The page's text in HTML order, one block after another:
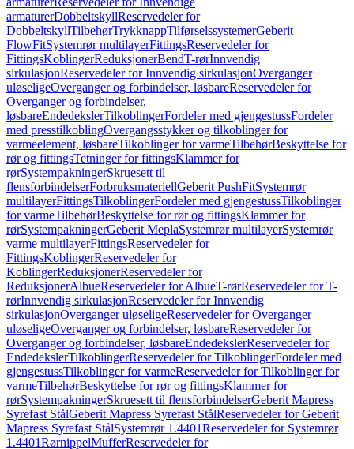
armaturerDobbeltskyllReservedeler for
DobbeltskyllTilbehørTrykknappTilførselssystemerGeberit
FlowFitSystemrør multilayerFittingsReservedeler for
FittingsKoblingerReduksjonerBendT-rørInnvendig
sirkulasjonReservedeler for Innvendig sirkulasjonOverganger
uløseligeOverganger og forbindelser, løsbareReservedeler for
Overganger og forbindelser,
løsbareEndedekslerTilkoblingerFordeler med gjengestussFordeler
med presstilkoblingOvergangsstykker og tilkoblinger for
varmeelement, løsbareTilkoblinger for varmeTilbehørBeskyttelse for
rør og fittingsTetninger for fittingsKlammer for
rørSystempakningerSkruesett til
flensforbindelserForbruksmateriellGeberit PushFitSystemrør
multilayerFittingsTilkoblingerFordeler med gjengestussTilkoblinger
for varmeTilbehørBeskyttelse for rør og fittingsKlammer for
rørSystempakningerGeberit MeplaSystemrør multilayerSystemrør
varme multilayerFittingsReservedeler for
FittingsKoblingerReservedeler for
KoblingerReduksjonerReservedeler for
ReduksjonerAlbueReservedeler for AlbueT-rørReservedeler for T-
rørInnvendig sirkulasjonReservedeler for Innvendig
sirkulasjonOverganger uløseligeReservedeler for Overganger
uløseligeOverganger og forbindelser, løsbareReservedeler for
Overganger og forbindelser, løsbareEndedekslerReservedeler for
EndedekslerTilkoblingerReservedeler for TilkoblingerFordeler med
gjengestussTilkoblinger for varmeReservedeler for Tilkoblinger for
varmeTilbehørBeskyttelse for rør og fittingsKlammer for
rørSystempakningerSkruesett til flensforbindelserGeberit Mapress
Syrefast StålGeberit Mapress Syrefast StålReservedeler for Geberit
Mapress Syrefast StålSystemrør 1.4401Reservedeler for Systemrør
1.4401RørnippelMufferReservedeler for